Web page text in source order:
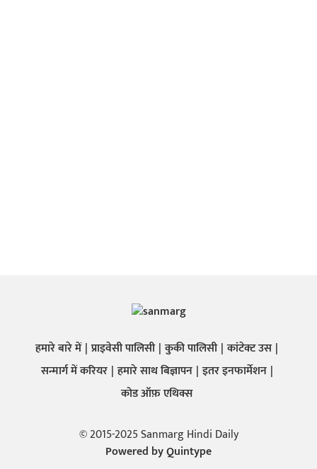
हमारे बारे में प्राइवेसी पालिसी कुकी पालिसी कांटेक्ट उस
सन्मार्ग में करियर हमारे साथ बिज्ञापन इतर इनफार्मेशन
कोड ऑफ़ एथिक्स
© 2015-2025 Sanmarg Hindi Daily
Powered byQuintype